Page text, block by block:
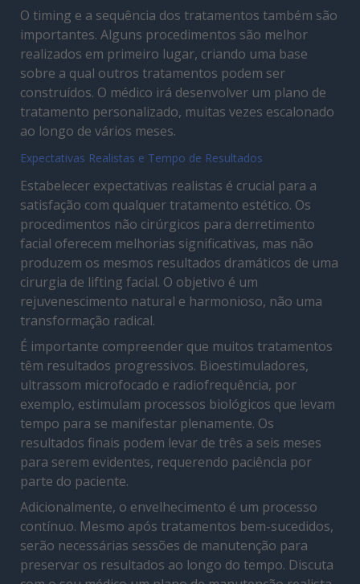
O timing e a sequência dos tratamentos também são
importantes. Alguns procedimentos são melhor
realizados em primeiro lugar, criando uma base
sobre a qual outros tratamentos podem ser
construídos. O médico irá desenvolver um plano de
tratamento personalizado, muitas vezes escalonado
ao longo de vários meses.
Expectativas Realistas e Tempo de Resultados
Estabelecer expectativas realistas é crucial para a
satisfação com qualquer tratamento estético. Os
procedimentos não cirúrgicos para derretimento
facial oferecem melhorias significativas, mas não
produzem os mesmos resultados dramáticos de uma
cirurgia de lifting facial. O objetivo é um
rejuvenescimento natural e harmonioso, não uma
transformação radical.
É importante compreender que muitos tratamentos
têm resultados progressivos. Bioestimuladores,
ultrassom microfocado e radiofrequência, por
exemplo, estimulam processos biológicos que levam
tempo para se manifestar plenamente. Os
resultados finais podem levar de três a seis meses
para serem evidentes, requerendo paciência por
parte do paciente.
Adicionalmente, o envelhecimento é um processo
contínuo. Mesmo após tratamentos bem-sucedidos,
serão necessárias sessões de manutenção para
preservar os resultados ao longo do tempo. Discuta